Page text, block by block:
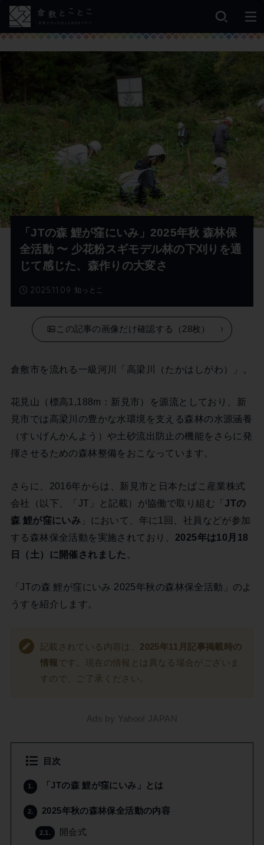
知っとこ
2025.11.09
「JTの森 鯉が窪にいみ」2025年秋 森林保
全活動 〜 少花粉スギモデル林の下刈りを通
じて感じた、森作りの大変さ
この記事の画像だけ確認する（28枚）
倉敷市を流れる一級河川「高梁川（たかはしがわ）」。
花見山（標高1,188m：新見市）を源流としており、新
見市では高梁川の豊かな水環境を支える森林の水源涵養
（すいげんかんよう）や土砂流出防止の機能をさらに発
揮させるための森林整備をおこなっています。
さらに、2016年からは、新見市と日本たばこ産業株式
会社（以下、「JT」と記載）が協働で取り組む「JTの
森 鯉が窪にいみ 」において、年に1回、社員などが参加
する森林保全活動を実施されており、 2025年は10月18
日（土）に開催されました
「JTの森 鯉が窪にいみ 2025年秋の森林保全活動」のよ
うすを紹介します。
記載されている内容は、 2025年11月記事掲載時の
情報です。現在の情報とは異なる場合がございま
すので、ご了承ください。
Ads by Yahoo! JAPAN
目次
1. 「JTの森 鯉が窪にいみ」とは
2. 2025年秋の森林保全活動の内容
2.1. 開会式